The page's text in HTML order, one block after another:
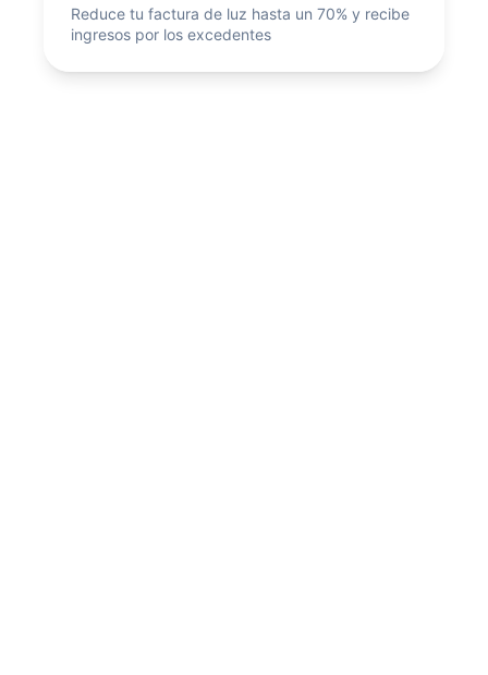
Reduce tu factura de luz hasta un 70% y recibe
ingresos por los excedentes